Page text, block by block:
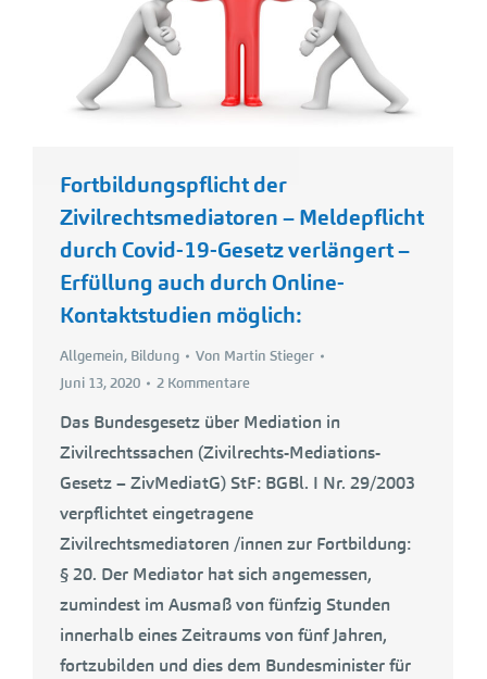
Fortbildungspflicht der
Zivilrechtsmediatoren – Meldepflicht
durch Covid-19-Gesetz verlängert –
Erfüllung auch durch Online-
Kontaktstudien möglich:
Allgemein, Bildung Von Martin Stieger
Juni 13, 2020
2 Kommentare
Das Bundesgesetz über Mediation in
Zivilrechtssachen (Zivilrechts-Mediations-
Gesetz – ZivMediatG) StF: BGBl. I Nr. 29/2003
verpflichtet eingetragene
Zivilrechtsmediatoren /innen zur Fortbildung:
§ 20. Der Mediator hat sich angemessen,
zumindest im Ausmaß von fünfzig Stunden
innerhalb eines Zeitraums von fünf Jahren,
fortzubilden und dies dem Bundesminister für